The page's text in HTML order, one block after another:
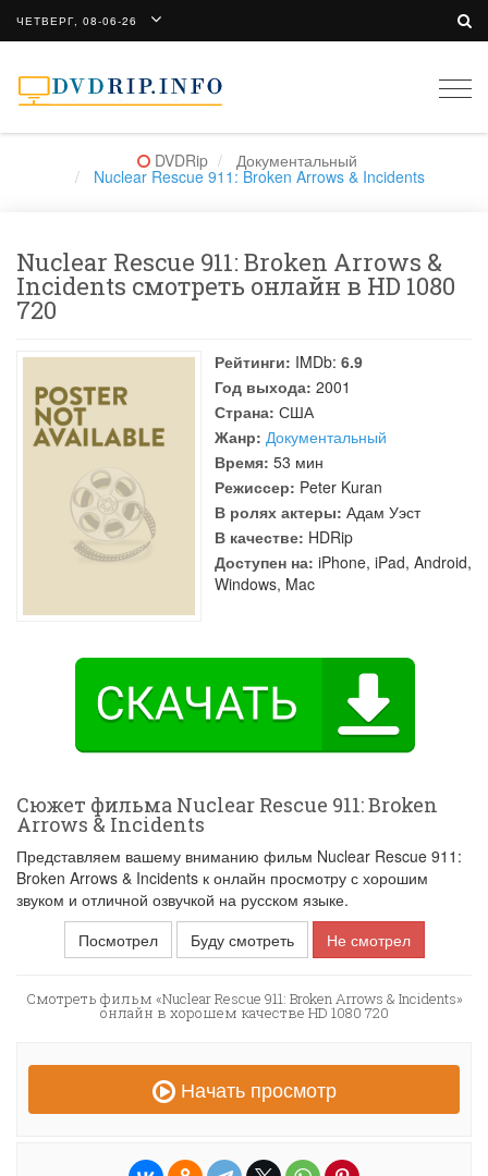
ЧЕТВЕРГ, 08-06-26
DVDRip Документальный
Nuclear Rescue 911: Broken Arrows & Incidents
Nuclear Rescue 911: Broken Arrows &
Incidents смотреть онлайн в HD 1080
720
Рейтинги: IMDb: 6.9
Год выхода: 2001
Страна: США
Жанр: Документальный
Время: 53 мин
Режиссер: Peter Kuran
В ролях актеры: Адам Уэст
В качестве: HDRip
Доступен на: iPhone, iPad, Android,
Windows, Mac
Сюжет фильма Nuclear Rescue 911: Broken
Arrows & Incidents
Представляем вашему вниманию фильм Nuclear Rescue 911:
Broken Arrows & Incidents к онлайн просмотру с хорошим
звуком и отличной озвучкой на русском языке.
Посмотрел
Буду смотреть Не смотрел
Смотреть фильм «Nuclear Rescue 911: Broken Arrows & Incidents»
онлайн в хорошем качестве HD 1080 720
Начать просмотр